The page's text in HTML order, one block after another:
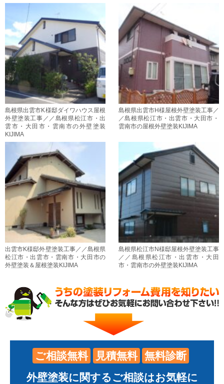
島根県出雲市K様邸ダイワハウス屋根
外壁塗装工事／／島根県松江市・出
雲市・大田市・雲南市の外壁塗装
KIJIMA
島根県出雲市H様屋根外壁塗装工事／
／島根県松江市・出雲市・大田市・
雲南市の屋根外壁塗装KIJIMA
出雲市K様邸外壁塗装工事／／島根県
松江市・出雲市・雲南市・大田市の
外壁塗装＆屋根塗装KIJIMA
島根県松江市N様邸屋根外壁塗装工事
／／島根県松江市・出雲市・大田
市・雲南市の外壁塗装KIJIMA
ご相談無料 見積無料
無料診断
外壁塗装に関するご相談はお気軽に